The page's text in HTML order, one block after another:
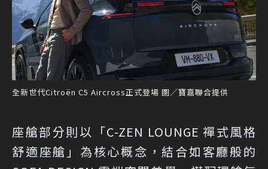
全新世代Citroën C5 Aircross正式登場 圖／寶嘉聯合提供
座艙部分則以「C-ZEN LOUNGE 禪式風格
舒適座艙」為核心概念，結合如客廳般的